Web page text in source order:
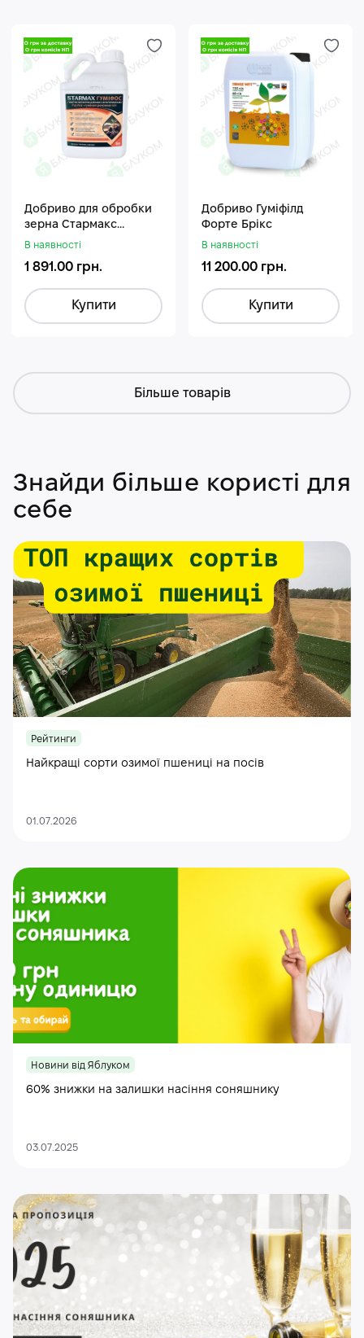
Добриво для обробки
зерна Стармакс
Гуміфос
В наявності
1 891.00 грн.
Купити
Добриво Гуміфілд
Форте Брікс
В наявності
11 200.00 грн.
Купити
Більше товарів
Знайди більше користі для
себе
Рейтинги
Найкращі сорти озимої пшениці на посів
01.07.2026
Новини від Яблуком
60% знижки на залишки насіння соняшнику
03.07.2025